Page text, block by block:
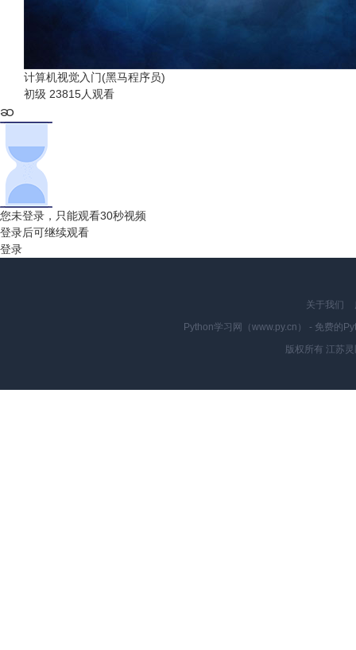
计算机视觉入门(黑马程序员)
初级 23815人观看
您未登录，只能观看30秒视频
登录后可继续观看
登录
关于我们
Python学习网（www.py.cn） - 免费的
版权所有 江苏